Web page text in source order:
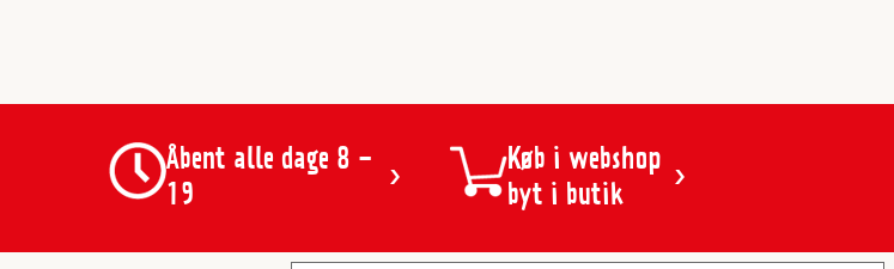
Åbent alle dage 8 -
19
Køb i webshop
byt i butik